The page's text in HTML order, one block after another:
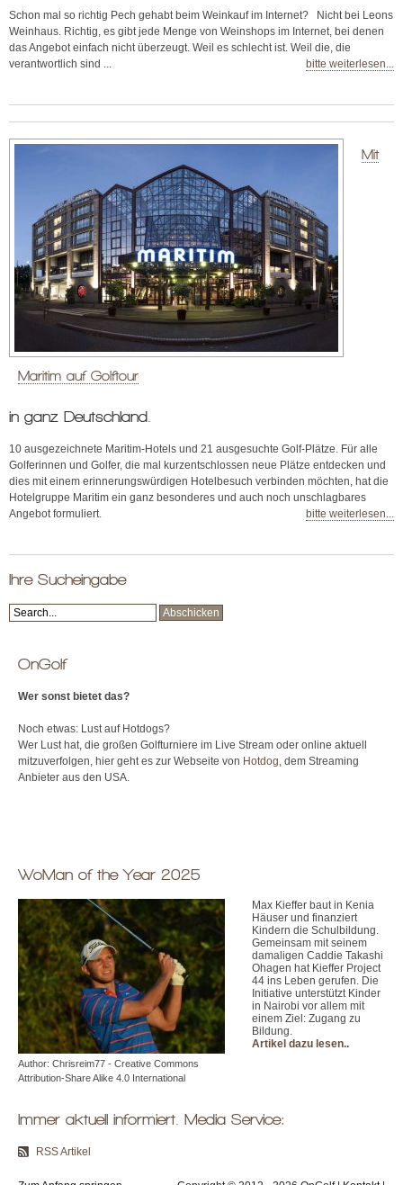
Schon mal so richtig Pech gehabt beim Weinkauf im Internet? Nicht bei Leons
Weinhaus. Richtig, es gibt jede Menge von Weinshops im Internet, bei denen
das Angebot einfach nicht überzeugt. Weil es schlecht ist. Weil die, die
verantwortlich sind ...
bitte weiterlesen...
Mit
Maritim auf Golftour
in ganz Deutschland.
10 ausgezeichnete Maritim-Hotels und 21 ausgesuchte Golf-Plätze. Für alle
Golferinnen und Golfer, die mal kurzentschlossen neue Plätze entdecken und
dies mit einem erinnerungswürdigen Hotelbesuch verbinden möchten, hat die
Hotelgruppe Maritim ein ganz besonderes und auch noch unschlagbares
Angebot formuliert.
bitte weiterlesen...
Ihre Sucheingabe
OnGolf
Wer sonst bietet das?
Noch etwas: Lust auf Hotdogs?
Wer Lust hat, die großen Golfturniere im Live Stream oder online aktuell
mitzuverfolgen, hier geht es zur Webseite von Hotdog, dem Streaming
Anbieter aus den USA.
WoMan of the Year 2025
Author: Chrisreim77 - Creative Commons
Attribution-Share Alike 4.0 International
Max Kieffer baut in Kenia
Häuser und finanziert
Kindern die Schulbildung.
Gemeinsam mit seinem
damaligen Caddie Takashi
Ohagen hat Kieffer Project
44 ins Leben gerufen. Die
Initiative unterstützt Kinder
in Nairobi vor allem mit
einem Ziel: Zugang zu
Bildung.
Artikel dazu lesen..
Immer aktuell informiert. Media Service:
RSS Artikel